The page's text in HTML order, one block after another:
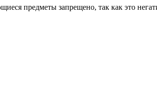
предметы запрещено, так как это